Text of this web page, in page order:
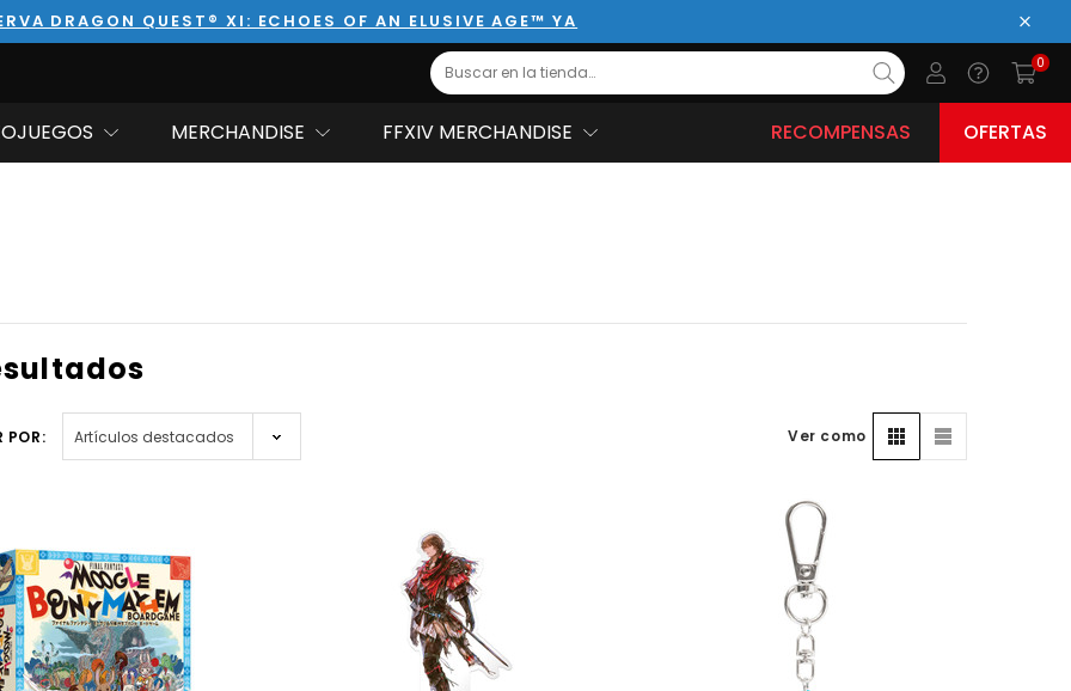
DRAGON QUEST® XI: ECHOES OF AN ELUSIVE AGE™ YA
Cerrar
Search
0
MERCHANDISE FFXIV MERCHANDISE RECOMPENSAS OFERTAS
POR: Ver como